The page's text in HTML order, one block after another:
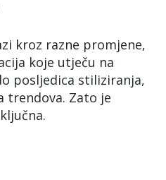
kroz razne promjene,
koje utječu na
posljedica stiliziranja,
trendova. Zato je